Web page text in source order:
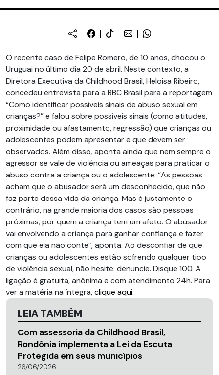
O recente caso de Felipe Romero, de 10 anos, chocou o
Uruguai no último dia 20 de abril. Neste contexto, a
Diretora Executiva da Childhood Brasil, Heloisa Ribeiro,
concedeu entrevista para a BBC Brasil para a reportagem
“Como identificar possíveis sinais de abuso sexual em
crianças?” e falou sobre possíveis sinais (como atitudes,
proximidade ou afastamento, regressão) que crianças ou
adolescentes podem apresentar e que devem ser
observados. Além disso, aponta ainda que nem sempre o
agressor se vale de violência ou ameaças para praticar o
abuso contra a criança ou o adolescente: “As pessoas
acham que o abusador será um desconhecido, que não
faz parte dessa vida da criança. Mas é justamente o
contrário, na grande maioria dos casos são pessoas
próximas, por quem a criança tem um afeto. O abusador
vai envolvendo a criança para ganhar confiança e fazer
com que ela não conte”, aponta. Ao desconfiar de que
crianças ou adolescentes estão sofrendo qualquer tipo
de violência sexual, não hesite: denuncie. Disque 100. A
ligação é gratuita, anônima e com atendimento 24h. Para
ver a matéria na íntegra,clique aqui.
LEIA TAMBÉM
Com assessoria da Childhood Brasil,
Rondônia implementa a Lei da Escuta
Protegida em seus municípios
26/06/2026